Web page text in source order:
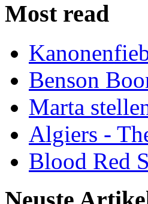
Most read
Benson
Marta
Algiers -
Blood Red